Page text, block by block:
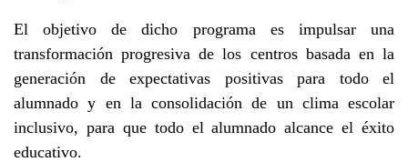
El objetivo de dicho programa es impulsar una
transformación progresiva de los centros basada en la
generación de expectativas positivas para todo el
alumnado y en la consolidación de un clima escolar
inclusivo, para que todo el alumnado alcance el éxito
educativo.